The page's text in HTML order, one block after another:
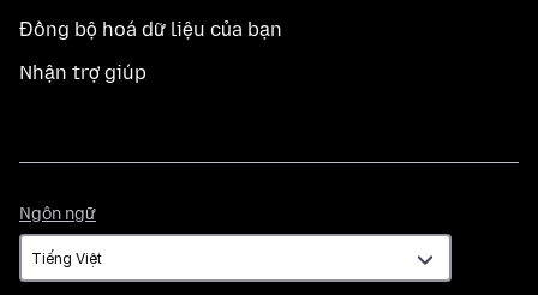
Đồng bộ hoá dữ liệu của bạn
Nhận trợ giúp
Ngôn ngữ
ngữ